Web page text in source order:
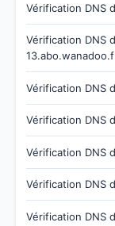
Vérification DNS
Vérification DNS
Vérification DNS
Vérification DNS
Vérification DNS
Vérification DNS
Vérification DNS